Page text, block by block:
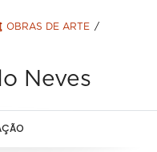
OBRAS DE ARTE
Neves